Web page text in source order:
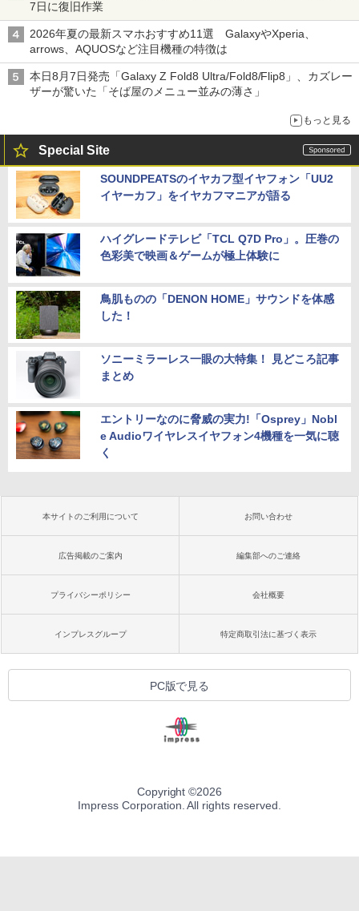
7日に復旧作業
2026年夏の最新スマホおすすめ11選 GalaxyやXperia、
arrows、AQUOSなど注目機種の特徴は
本日8月7日発売「Galaxy Z Fold8 Ultra/Fold8/Flip8」、カズレー
ザーが驚いた「そば屋のメニュー並みの薄さ」
もっと見る
Special Site
SOUNDPEATSのイヤカフ型イヤフォン「UU2
イヤーカフ」をイヤカフマニアが語る
ハイグレードテレビ「TCL Q7D Pro」。圧巻の
色彩美で映画＆ゲームが極上体験に
鳥肌ものの「DENON HOME」サウンドを体感
した！
ソニーミラーレス一眼の大特集！ 見どころ記事
まとめ
エントリーなのに脅威の実力!「Osprey」Nobl
e Audioワイヤレスイヤフォン4機種を一気に聴
く
本サイトのご利用について お問い合わせ
広告掲載のご案内 編集部へのご連絡
プライバシーポリシー 会社概要
インプレスグループ 特定商取引法に基づく表示
PC版で見る
Copyright ©2026
Impress Corporation. All rights reserved.